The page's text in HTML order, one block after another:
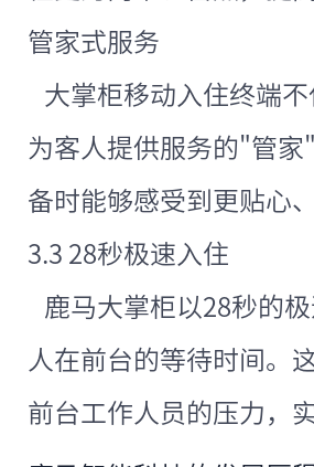
管家式服务
大掌柜移动入住终端
为客人提供服务的"管
备时能够感受到更贴心
3.3 28秒极速入住
鹿马大掌柜以28秒的
人在前台的等待时间。
前台工作人员的压力，